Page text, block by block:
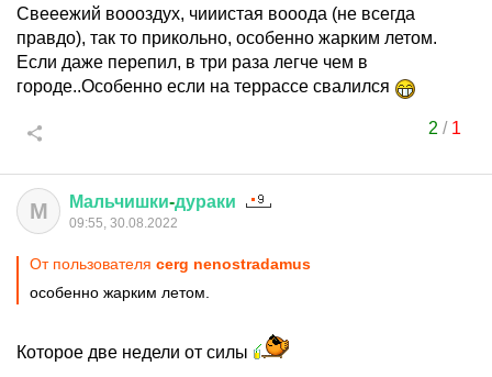
Свееежий воооздух, чииистая вооода (не всегда
правдо), так то прикольно, особенно жарким летом.
Если даже перепил, в три раза легче чем в
городе..Особенно если на террассе свалился
2 / 1
М Мальчишки-дураки
09:55, 30.08.2022
От пользователя cerg nenostradamus
особенно жарким летом.
Которое две недели от силы